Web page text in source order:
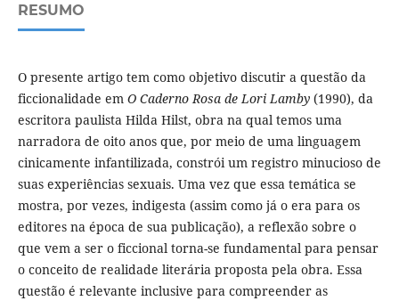
RESUMO
O presente artigo tem como objetivo discutir a questão da
ficcionalidade em O Caderno Rosa de Lori Lamby (1990), da
escritora paulista Hilda Hilst, obra na qual temos uma
narradora de oito anos que, por meio de uma linguagem
cinicamente infantilizada, constrói um registro minucioso de
suas experiências sexuais. Uma vez que essa temática se
mostra, por vezes, indigesta (assim como já o era para os
editores na época de sua publicação), a reflexão sobre o
que vem a ser o ficcional torna-se fundamental para pensar
o conceito de realidade literária proposta pela obra. Essa
questão é relevante inclusive para compreender as